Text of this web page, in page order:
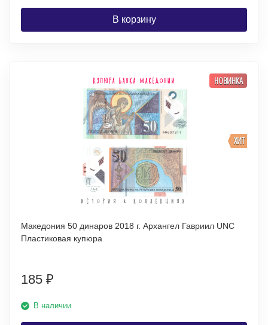
В корзину
ХИТ
НОВИНКА
Македония 50 динаров 2018 г. Архангел Гавриил UNC
Пластиковая купюра
185 ₽
В наличии